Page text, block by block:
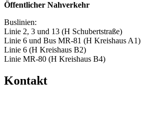
Öffentlicher Nahverkehr
Buslinien:
Linie 2, 3 und 13 (H Schubertstraße)
Linie 6 und Bus MR-81 (H Kreishaus A1)
Linie 6 (H Kreishaus B2)
Linie MR-80 (H Kreishaus B4)
Kontakt